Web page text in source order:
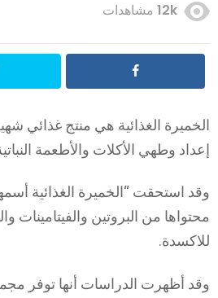
12k مشاهدات
الخميرة الغذائية هي منتج غذائي
إعداد وطهي الأكلات والأطعمة
وقد استحقت “الخميرة الغذائية
محتواها من البروتين والفيتامينات
للاكسدة.
وقد أظهرت الدراسات أنها توفر